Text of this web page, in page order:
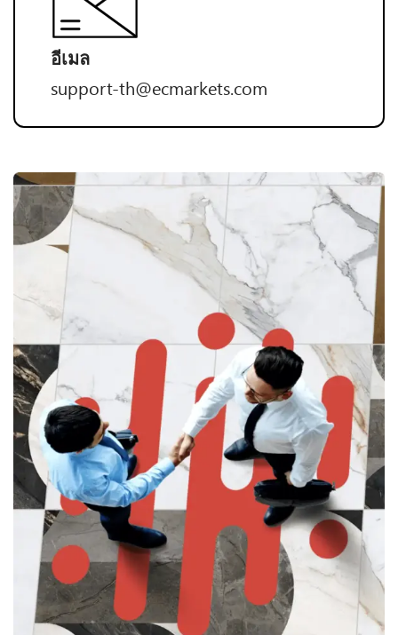
อีเมล
support-th@ecmarkets.com